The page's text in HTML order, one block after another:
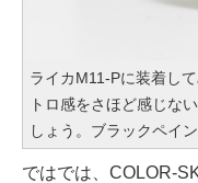
ライカM11-Pに装着し
トロ感をさほど感じな
しょう。ブラックペイ
ではでは、COLOR-